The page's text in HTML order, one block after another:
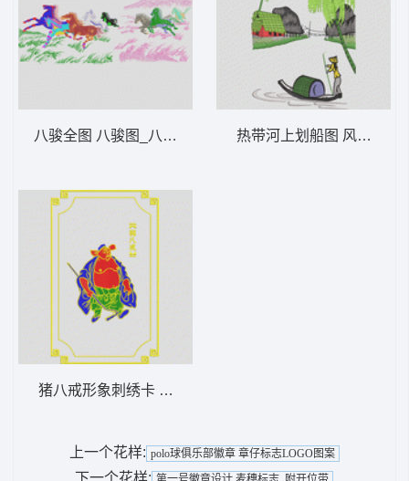
八骏全图 八骏图_八马骏图_精品版
猪八戒形象刺绣卡 西游记-猪八戒_工艺精品
热带河上划船图 风景_船
上一个花样: polo球俱乐部徽章 章仔标志LOGO图案
下一个花样: